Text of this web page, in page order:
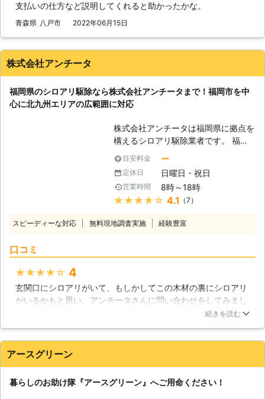
海道はヤマトシロアリに要注意】 私
達が主に相手にしているシロアリは
ロアリは、イエシロアリよりも数が少
ないもので、しかも行動範囲も狭いで
ではなく、1箇所に巣をまとめず、住
宅内や土地の中にバラバラと暮らすの
で、広い範囲に被害が出ることが考え
られます。 【春先に要注意】 北国も
春にはちゃんと暖かくなります。それ
を待ち構えていたかのように、シロア
リの巣にいたアリの一部が羽アリとな
って飛び立ちます。その数は一度に数
リの群飛が見られたら、すぐご相談下
ている恐れがあります。
支払いの仕方など説明してくれると助かったかな。
青森県 八戸市 2022年06月15日
株式会社アンチータ
福岡県のシロアリ駆除なら株式会社アンチータまで！福岡市を中
心に北九州エリアの広範囲に対応
株式会社アンチータは福岡県に拠点を
構えるシロアリ駆除業者です。 福岡
市を中心に筑紫野市、春日市、大野城
市など九州北部のエリアに対応してお
ります。 1981年の設立以来、多くの
お客様にご利用いただく老舗の駆除業
者としてお客様のご依頼をお待ちして
籍！住まいに根付くシロアリを徹底駆
る薬剤・建築・木材などの知識も豊富
です。 そのため、お客様の住まいや
被害状況に合わせた適切で安全な駆除
作業のご提案が可能です。 調査は無
料ですので、まずはお気軽にお問い合
2通りをご用意！施工後のアフターフ
ォローも万全> 弊社では施工後のアフ
目安料金 ー
定休日 日曜日・祝日
営業時間 8時～18時
★★★★★ 4.1 （7）
スピーディーな対応 無料現地調査実施 経験豊富
口コミ
★★★★★ 4
玄関口にシロアリがいて、もしかしてこの木材の裏にシロアリ
がいるかもと思い、アンチータさんに問い合わせをしてみまし
た。調査にきてもらい、玄関口の柱の中にシロアリがいまし
べきだったと後悔するのはさておき、すぐに駆除と予防をお願
いしました。予防に使う薬の詳細や、駆除の仕方など、詳しく
ロアリはいなくなり、柱の修繕も行ってもらえたので助かりま
続きを読む
アースグリーン
暮らしのお助け隊『アースグリーン』へご用命ください！